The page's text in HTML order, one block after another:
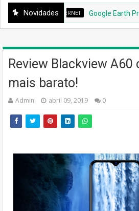
Novidades
INTERNET Google Earth Pro vai
Review Blackview A60
mais barato!
Admin abril 09, 2019 0